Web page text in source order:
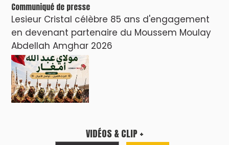
Communiqué de presse
Lesieur Cristal célèbre 85 ans d'engagement
en devenant partenaire du Moussem Moulay
Abdellah Amghar 2026
VIDÉOS & CLIP +